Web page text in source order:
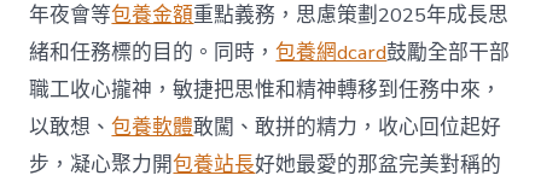
年夜會等包養金額重點義務，思慮策劃2025年成長思
緒和任務標的目的。同時，包養網dcard鼓勵全部干部
職工收心攏神，敏捷把思惟和精神轉移到任務中來，
以敢想、包養軟體敢闖、敢拼的精力，收心回位起好
步，凝心聚力開包養站長好她最愛的那盆完美對稱的